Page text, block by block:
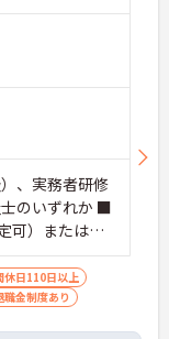
、実務者研修
士のいずれか ■
可）または原
休日110日以上
職金制度あり